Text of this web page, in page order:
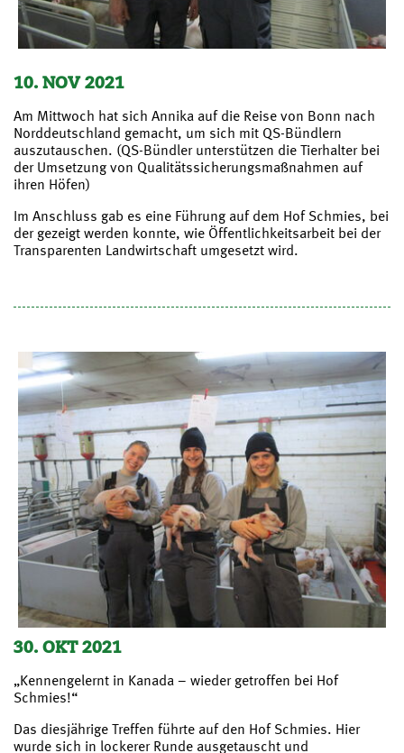
10. NOV 2021
Am Mittwoch hat sich Annika auf die Reise von Bonn nach
Norddeutschland gemacht, um sich mit QS-Bündlern
auszutauschen. (QS-Bündler unterstützen die Tierhalter bei
der Umsetzung von Qualitätssicherungsmaßnahmen auf
ihren Höfen)
Im Anschluss gab es eine Führung auf dem Hof Schmies, bei
der gezeigt werden konnte, wie Öffentlichkeitsarbeit bei der
Transparenten Landwirtschaft umgesetzt wird.
30. OKT 2021
„Kennengelernt in Kanada – wieder getroffen bei Hof
Schmies!“
Das diesjährige Treffen führte auf den Hof Schmies. Hier
wurde sich in lockerer Runde ausgetauscht und